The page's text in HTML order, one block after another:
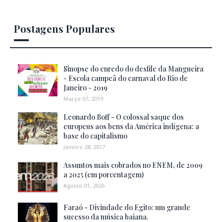
Postagens Populares
Sinopse do enredo do desfile da Mangueira
- Escola campeã do carnaval do Rio de
Janeiro - 2019
Março 07, 2019
Leonardo Boff - O colossal saque dos
europeus aos bens da América indígena: a
base do capitalismo
Janeiro 28, 2017
Assuntos mais cobrados no ENEM, de 2009
a 2025 (em porcentagem)
Agosto 01, 2026
Faraó - Divindade do Egito: um grande
sucesso da música baiana.